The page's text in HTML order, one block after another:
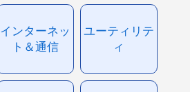
インターネッ
ト＆通信
ユーティリテ
ィ